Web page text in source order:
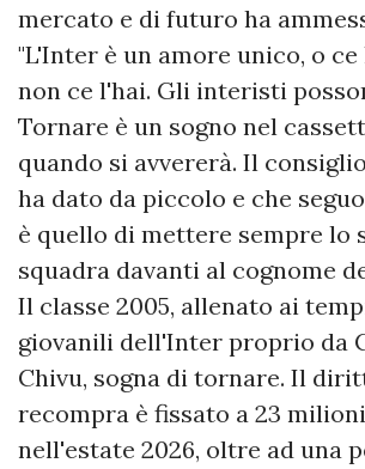
mercato e di futuro ha
"L'Inter è un amore unico, o
non ce l'hai. Gli interisti
Tornare è un sogno nel
quando si avvererà. Il
ha dato da piccolo e che
è quello di mettere sempre lo
squadra davanti al cognome
Il classe 2005, allenato ai
giovanili dell'Inter proprio da
Chivu, sogna di tornare. Il
recompra è fissato a 23
nell'estate 2026, oltre ad una